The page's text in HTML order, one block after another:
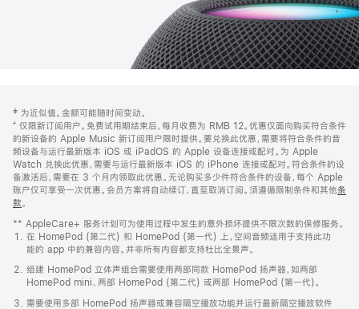
页
页
脚
注
‡ 为近似值。金额可能随时间变动。
⁺ 仅限新订阅用户。免费试用期结束后，每月收费为 RMB 12。优惠仅面向购买符合条件
的新设备的 Apple Music 新订阅用户限时提供。要兑换此优惠，需要将符合条件的音
频设备与运行最新版本 iOS 或 iPadOS 的 Apple 设备连接或配对。为 Apple
Watch 兑换此优惠，需要与运行最新版本 iOS 的 iPhone 连接或配对。符合条件的设
备激活后，需要在 3 个月内领取此优惠。无论购买多少件符合条件的设备，每个 Apple
账户仅可享受一次优惠。会员方案将自动续订，直至取消订阅。须遵循限制条件和其他条
款。
窗
口
中
打
开)
** AppleCare+ 服务计划可为使用过程中发生的意外损坏提供不限次数的保修服务。
在 HomePod (第二代) 和 HomePod (第一代) 上，空间音频适用于支持此功
能的 app 中的兼容内容。并非所有内容都支持杜比全景声。
组建 HomePod 立体声组合需要使用两部同款 HomePod 扬声器，如两部
HomePod mini、两部 HomePod (第二代) 或两部 HomePod (第一代)。
需要使用多部 HomePod 扬声器或兼容隔空播放功能并运行最新隔空播放软件